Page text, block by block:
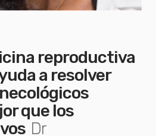
reproductiva
a resolver
que los
Dr